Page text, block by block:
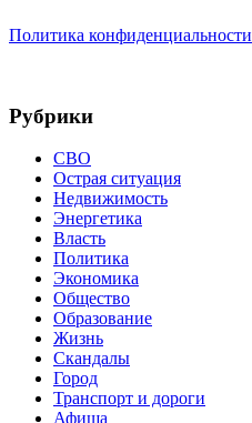
Политика конфиденциальности
Рубрики
СВО
Острая ситуация
Недвижимость
Энергетика
Власть
Политика
Экономика
Общество
Образование
Жизнь
Скандалы
Город
Транспорт и дороги
Афиша